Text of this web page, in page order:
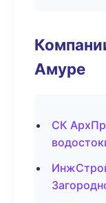
Амуре
СК